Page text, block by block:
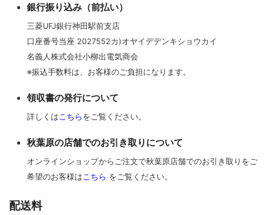
銀行振り込み（前払い）
三菱UFJ銀行神田駅前支店
口座番号当座 2027552カ)オヤイデデンキショウカイ
名義人株式会社小柳出電気商会
※振込手数料は、お客様のご負担になります。
領収書の発行について
詳しくは こちら をご覧ください。
秋葉原の店舗でのお引き取りについて
オンラインショップからご注文で秋葉原店舗でのお引き取りをご
希望のお客様は こちら をご覧ください。
配送料